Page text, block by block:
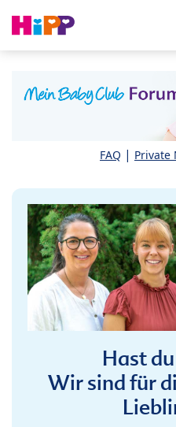
FAQ | Private
Hast
Wir sind für